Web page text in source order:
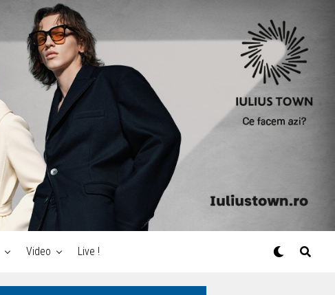
Video Live !